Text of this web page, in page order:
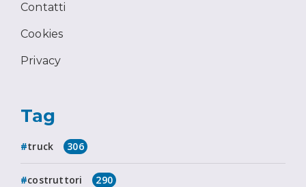
Contatti
Cookies
Privacy
Tag
truck 306
costruttori 290